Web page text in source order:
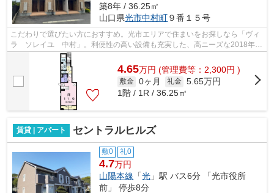
築8年 / 36.25㎡
山口県光市中村町９番１５号
こだわりで選びたい方におすすめ。光市エリアで住まいをお探しなら「ヴィ
ラ ソレイユ 中村」。利便性の高い設備も充実した、高ニーズな2018年築
の物件です。こちらの物件はアパート...
4.65万円 (管理費等：2,300円 )
敷金 0ヶ月 礼金 5.65万円
1階 / 1R / 36.25㎡
賃貸 | アパート セントラルヒルズ
敷0 礼0
4.7万円
山陽本線 「光 」駅 バス6分 「光市役所
前」 停歩8分